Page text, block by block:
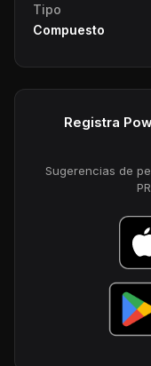
Tipo
Compuesto
Registra
Sugerencias de